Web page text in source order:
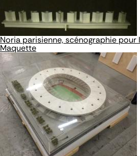
Noria parisienne, scénographie
Maquette